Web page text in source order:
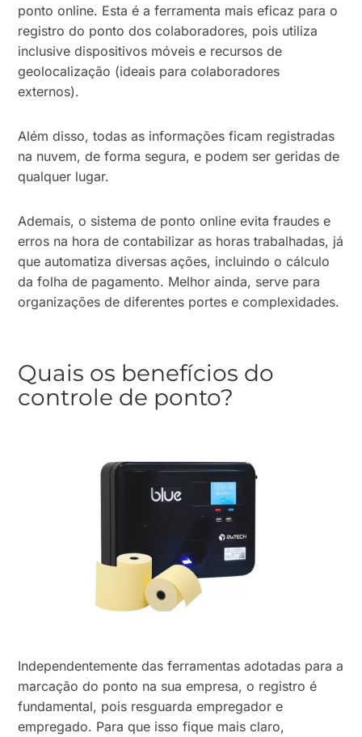
ponto online. Esta é a ferramenta mais eficaz para o
registro do ponto dos colaboradores, pois utiliza
inclusive dispositivos móveis e recursos de
geolocalização (ideais para colaboradores
externos).
Além disso, todas as informações ficam registradas
na nuvem, de forma segura, e podem ser geridas de
qualquer lugar.
Ademais, o sistema de ponto online evita fraudes e
erros na hora de contabilizar as horas trabalhadas, já
que automatiza diversas ações, incluindo o cálculo
da folha de pagamento. Melhor ainda, serve para
organizações de diferentes portes e complexidades.
Quais os benefícios do
controle de ponto?
Independentemente das ferramentas adotadas para a
marcação do ponto na sua empresa, o registro é
fundamental, pois resguarda empregador e
empregado. Para que isso fique mais claro,